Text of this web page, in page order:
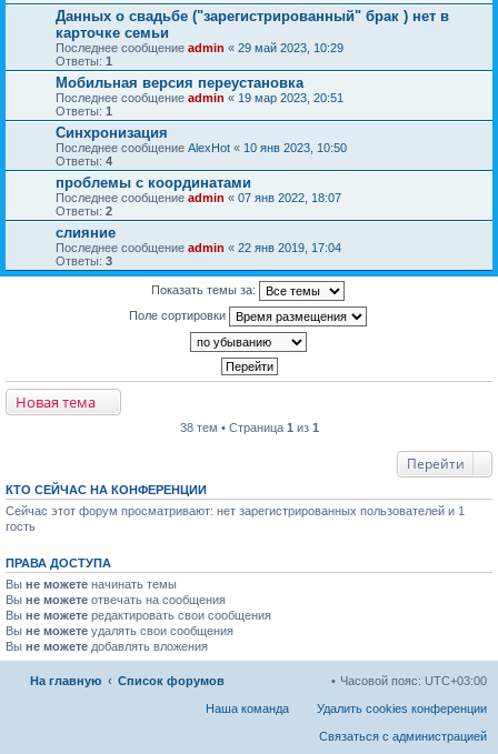
Данных о свадьбе ("зарегистрированный" брак ) нет в
карточке семьи
Последнее сообщение admin « 29 май 2023, 10:29
Ответы: 1
Мобильная версия переустановка
Последнее сообщение admin « 19 мар 2023, 20:51
Ответы: 1
Синхронизация
Последнее сообщение AlexHot « 10 янв 2023, 10:50
Ответы: 4
проблемы с координатами
Последнее сообщение admin « 07 янв 2022, 18:07
Ответы: 2
слияние
Последнее сообщение admin « 22 янв 2019, 17:04
Ответы: 3
Показать темы за:
Поле сортировки
Новая тема
38 тем • Страница 1 из 1
Перейти
КТО СЕЙЧАС НА КОНФЕРЕНЦИИ
Сейчас этот форум просматривают: нет зарегистрированных пользователей и 1
гость
ПРАВА ДОСТУПА
Вы не можете начинать темы
Вы не можете отвечать на сообщения
Вы не можете редактировать свои сообщения
Вы не можете удалять свои сообщения
Вы не можете добавлять вложения
На главную Список форумов Часовой пояс: UTC+03:00
Удалить cookies конференции
Наша команда
Связаться с администрацией